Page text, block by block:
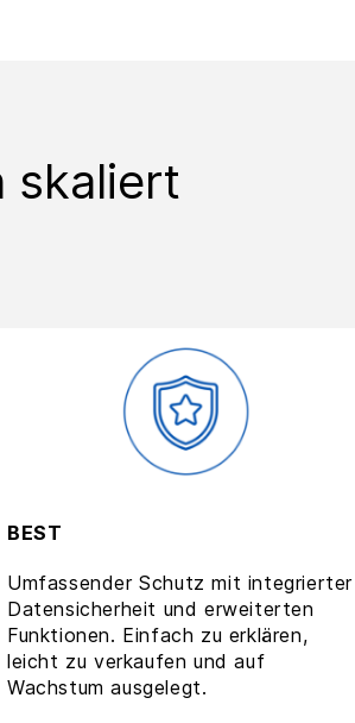
skaliert
BEST
Umfassender Schutz mit integrierter
Datensicherheit und erweiterten
Funktionen. Einfach zu erklären,
leicht zu verkaufen und auf
Wachstum ausgelegt.